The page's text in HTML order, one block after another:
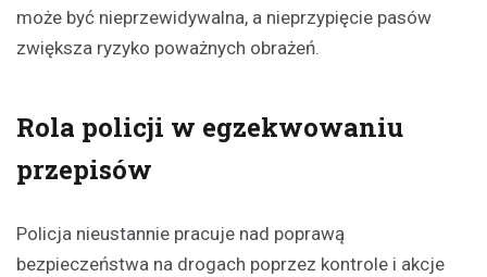
może być nieprzewidywalna, a nieprzypięcie pasów
zwiększa ryzyko poważnych obrażeń.
Rola policji w egzekwowaniu
przepisów
Policja nieustannie pracuje nad poprawą
bezpieczeństwa na drogach poprzez kontrole i akcje